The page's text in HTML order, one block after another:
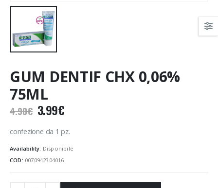
GUM DENTIF CHX 0,06%
75ML
4.90€ Il
prezzo
originale
era:
4.90€.
3.99€Il
attuale
è:
3.99€.
confezione da 1 pz.
Availability: Disponibile
COD: 0070942304016